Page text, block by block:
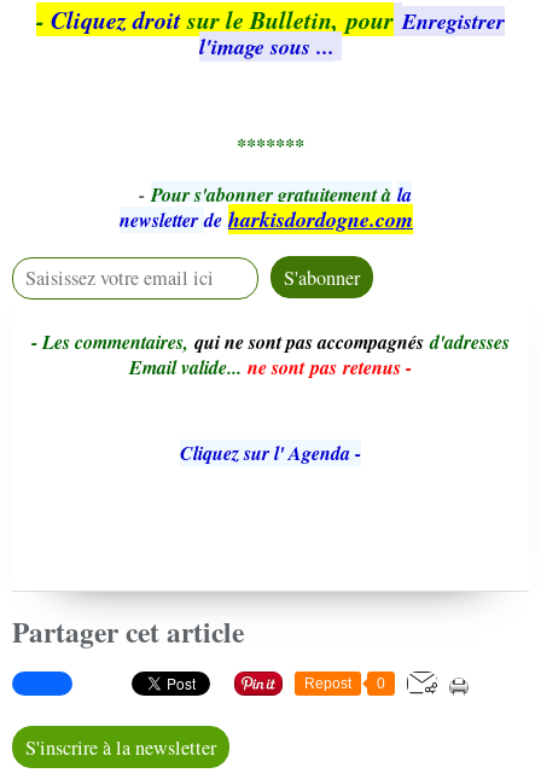
- Cliquez droitsur le Bulletin, pour Enregistrer
l'image sous ...
*******
-Pour s'abonner gratuitement à la
newsletterde harkisdordogne.com
- Les commentaires, qui ne sont pas accompagnésd'adresses
Email valide... ne sont pas retenus -
Cliquez sur l' Agenda -
Partager cet article
Repost 0
S'inscrire à la newsletter